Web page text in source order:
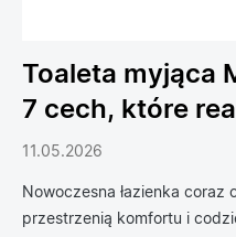
Toaleta myjąca
7 cech, które
podnoszą
codziennego
11.05.2026
Nowoczesna łazienka coraz
przestrzenią komfortu i